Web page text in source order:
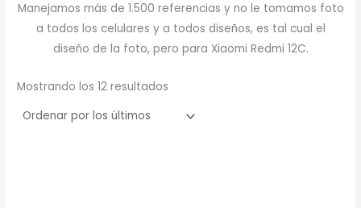
Manejamos más de 1.500 referencias y no le tomamos foto
a todos los celulares y a todos diseños, es tal cual el
diseño de la foto, pero para Xiaomi Redmi 12C.
Mostrando los 12 resultados